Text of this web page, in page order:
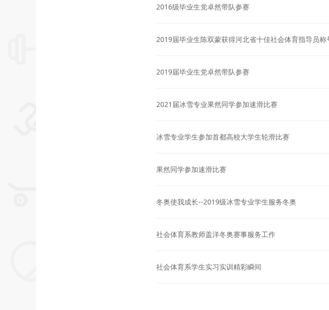
2016级毕业生党卓然带队参赛
2019届毕业生陈双蒙获得河北省十佳社会体育指导员称
2019届毕业生党卓然带队参赛
2021届冰雪专业果然同学参加速滑比赛
冰雪专业学生参加首都高校大学生轮滑比赛
果然同学参加速滑比赛
冬奥使我成长--2019级冰雪专业学生服务冬奥
社会体育系教师盖洋冬奥赛事服务工作
社会体育系学生实习实训精彩瞬间